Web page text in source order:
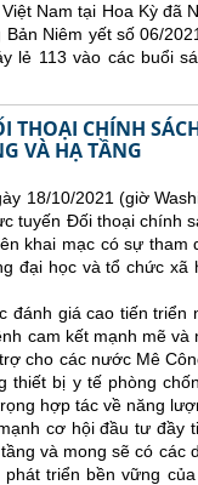
Nam tại Hoa Kỳ đã
Niêm yết số 06/
lẻ 113 vào các buổi
CHÍNH
VÀ HẠ TẦNG
18/10/2021 (giờ
tuyến Đối thoại chính
khai mạc có sự
đại học và tổ chức xã
đánh giá cao tiến triển
cam kết mạnh mẽ
cho các nước Mê
thiết bị y tế phòng
hợp tác về năng
cơ hội đầu tư đầy
và mong sẽ có các
triển bền vững